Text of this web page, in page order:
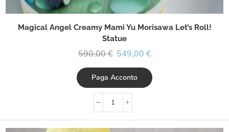
Magical Angel Creamy Mami Yu Morisawa Let’s Roll!
Statue
590,00€ 549,00 €
Paga Acconto